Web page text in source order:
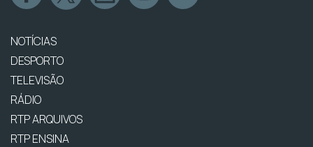
NOTÍCIAS
DESPORTO
TELEVISÃO
RÁDIO
RTP ARQUIVOS
RTP ENSINA